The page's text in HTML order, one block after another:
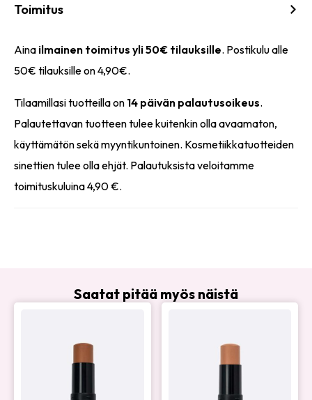
Toimitus
Aina ilmainen toimitus yli 50€ tilauksille. Postikulu alle
50€ tilauksille on 4,90€.
Tilaamillasi tuotteilla on 14 päivän palautusoikeus.
Palautettavan tuotteen tulee kuitenkin olla avaamaton,
käyttämätön sekä myyntikuntoinen. Kosmetiikkatuotteiden
sinettien tulee olla ehjät. Palautuksista veloitamme
toimituskuluina 4,90 €.
Saatat pitää myös näistä